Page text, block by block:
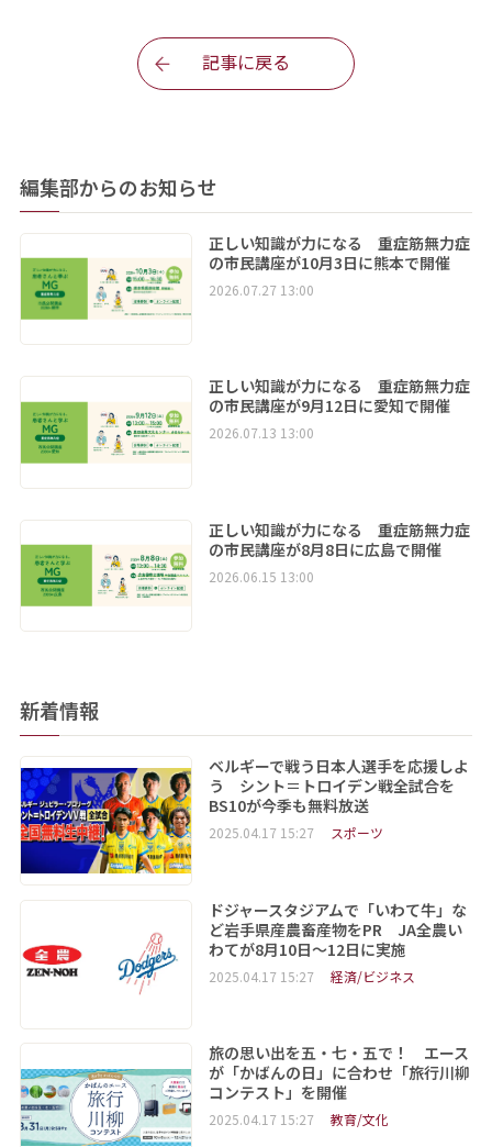
記事に戻る
編集部からのお知らせ
正しい知識が力になる 重症筋無力症
の市民講座が10月3日に熊本で開催
2026.07.27 13:00
正しい知識が力になる 重症筋無力症
の市民講座が9月12日に愛知で開催
2026.07.13 13:00
正しい知識が力になる 重症筋無力症
の市民講座が8月8日に広島で開催
2026.06.15 13:00
新着情報
ベルギーで戦う日本人選手を応援しよ
う シント＝トロイデン戦全試合を
BS10が今季も無料放送
2025.04.17 15:27 スポーツ
ドジャースタジアムで「いわて牛」な
ど岩手県産農畜産物をPR JA全農い
わてが8月10日～12日に実施
2025.04.17 15:27 経済/ビジネス
旅の思い出を五・七・五で！ エース
が「かばんの日」に合わせ「旅行川柳
コンテスト」を開催
2025.04.17 15:27 教育/文化